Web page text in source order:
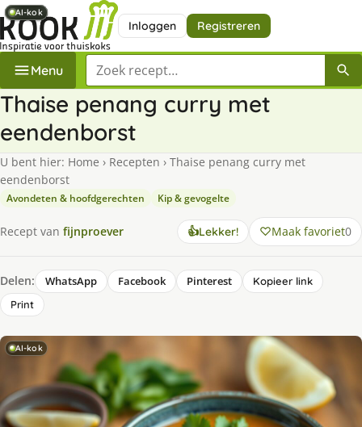
Inloggen Registreren
Menu Zoek een recept
Thaise penang curry met
eendenborst
U bent hier: Home › Recepten › Thaise penang curry met
eendenborst
Avondeten & hoofdgerechten Kip & gevogelte
Recept van fijnproever 👍Lekker! Maak favoriet0
Delen: WhatsApp Facebook Pinterest
Kopieer link
Print
AI-kok
AI-kok
AI-kok
AI-kok
AI-kok